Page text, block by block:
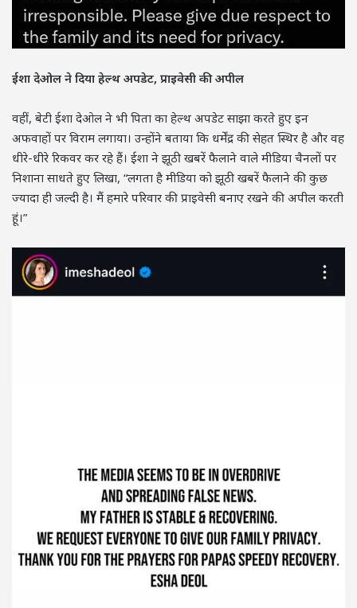
ईशा देओल ने दिया हेल्थ अपडेट, प्राइवेसी की अपील
वहीं, बेटी ईशा देओल ने भी पिता का हेल्थ अपडेट साझा करते हुए इन
अफवाहों पर विराम लगाया। उन्होंने बताया कि धर्मेंद्र की सेहत स्थिर है और वह
धीरे-धीरे रिकवर कर रहे हैं। ईशा ने झूठी खबरें फैलाने वाले मीडिया चैनलों पर
निशाना साधते हुए लिखा, “लगता है मीडिया को झूठी खबरें फैलाने की कुछ
ज्यादा ही जल्दी है। मैं हमारे परिवार की प्राइवेसी बनाए रखने की अपील करती
हूं।”